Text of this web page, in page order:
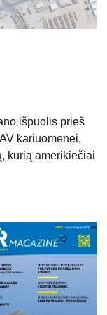
išpuolis prieš
kariuomenei,
kurią amerikiečiai